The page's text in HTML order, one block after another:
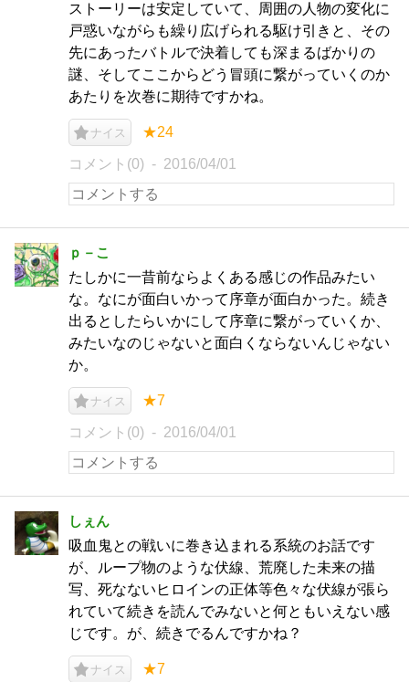
ストーリーは安定していて、周囲の人物の変化に
戸惑いながらも繰り広げられる駆け引きと、その
先にあったバトルで決着しても深まるばかりの
謎、そしてここからどう冒頭に繋がっていくのか
あたりを次巻に期待ですかね。
ナイス ★24
コメント(0) 2016/04/01
ｐ－こ
たしかに一昔前ならよくある感じの作品みたい
な。なにが面白いかって序章が面白かった。続き
出るとしたらいかにして序章に繋がっていくか、
みたいなのじゃないと面白くならないんじゃない
か。
ナイス ★7
コメント(0) 2016/04/01
しぇん
吸血鬼との戦いに巻き込まれる系統のお話です
が、ループ物のような伏線、荒廃した未来の描
写、死なないヒロインの正体等色々な伏線が張ら
れていて続きを読んでみないと何ともいえない感
じです。が、続きでるんですかね？
ナイス ★7